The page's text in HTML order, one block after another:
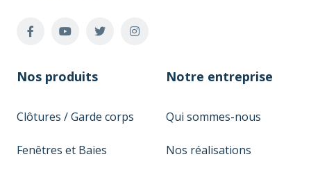
Nos produits
Clôtures / Garde corps
Fenêtres et Baies
Notre entreprise
Qui sommes-nous
Nos réalisations